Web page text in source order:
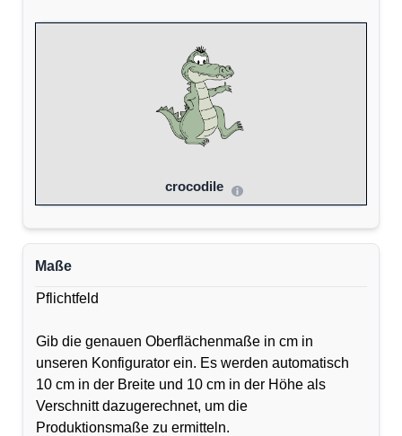
crocodile
Maße
Pflichtfeld
Gib die genauen Oberflächenmaße in cm in
unseren Konfigurator ein. Es werden automatisch
10 cm in der Breite und 10 cm in der Höhe als
Verschnitt dazugerechnet, um die
Produktionsmaße zu ermitteln.